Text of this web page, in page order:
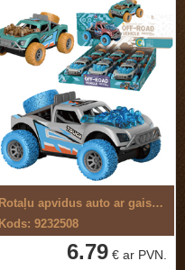
Rotaļu apvidus auto ar gaismu un skaņu
Kods: 9232508
6.79 € ar PVN.